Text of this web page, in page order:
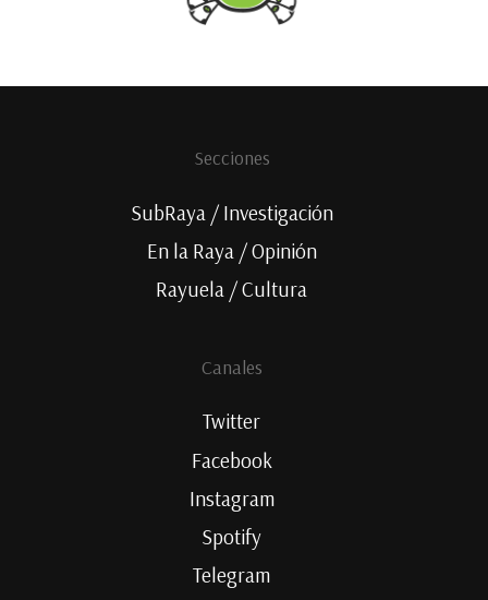
Secciones
SubRaya / Investigación
En la Raya / Opinión
Rayuela / Cultura
Canales
Twitter
Facebook
Instagram
Spotify
Telegram